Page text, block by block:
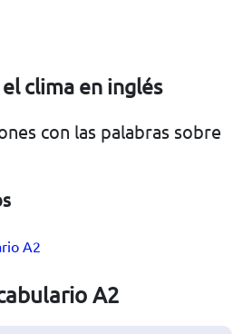
clima en inglés
con las palabras sobre
A2
A2